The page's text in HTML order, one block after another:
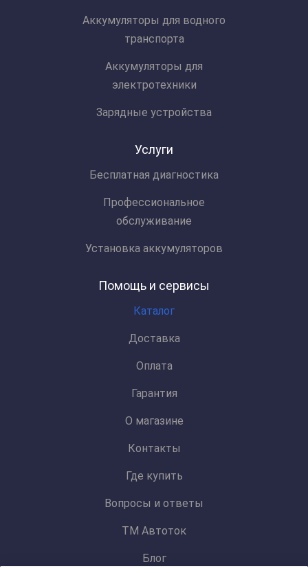
Аккумуляторы для водного
транспорта
Аккумуляторы для
электротехники
Зарядные устройства
Услуги
Бесплатная диагностика
Профессиональное
обслуживание
Установка аккумуляторов
Помощь и сервисы
Каталог
Доставка
Оплата
Гарантия
О магазине
Контакты
Где купить
Вопросы и ответы
ТМ Автоток
Блог